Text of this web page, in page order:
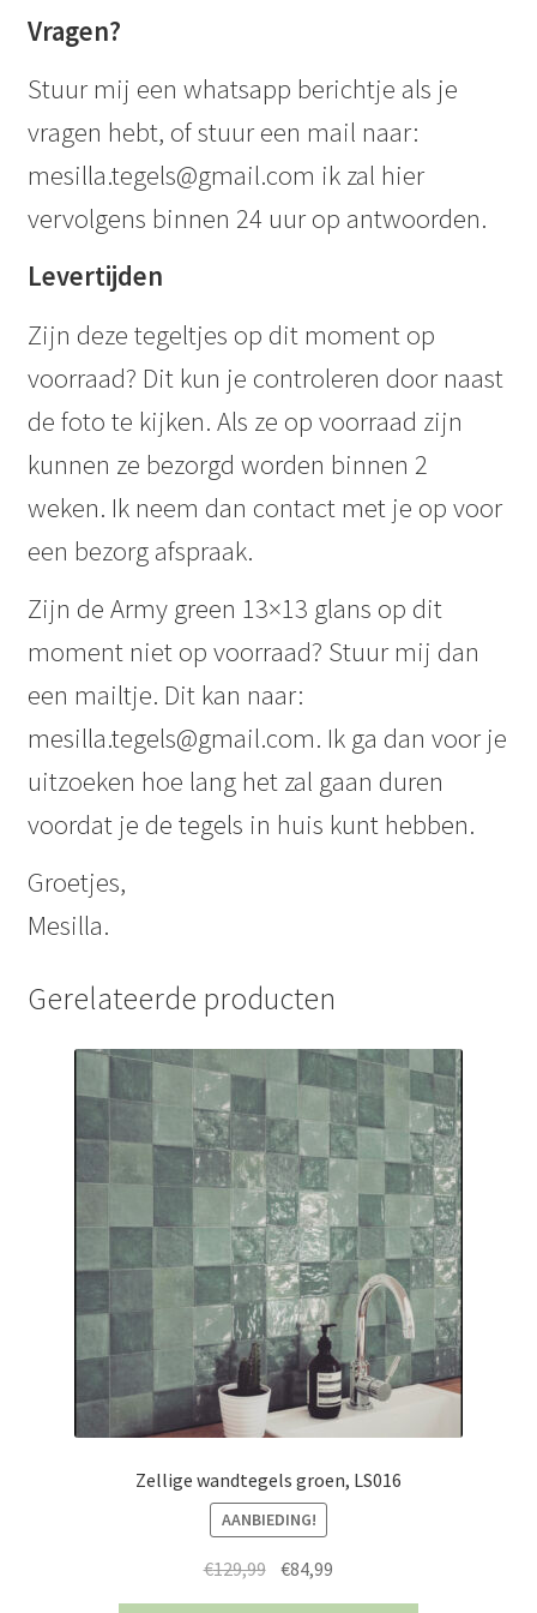
Vragen?
Stuur mij een whatsapp berichtje als je
vragen hebt, of stuur een mail naar:
mesilla.tegels@gmail.com ik zal hier
vervolgens binnen 24 uur op antwoorden.
Levertijden
Zijn deze tegeltjes op dit moment op
voorraad? Dit kun je controleren door naast
de foto te kijken. Als ze op voorraad zijn
kunnen ze bezorgd worden binnen 2
weken. Ik neem dan contact met je op voor
een bezorg afspraak.
Zijn de Army green 13×13 glans op dit
moment niet op voorraad? Stuur mij dan
een mailtje. Dit kan naar:
mesilla.tegels@gmail.com. Ik ga dan voor je
uitzoeken hoe lang het zal gaan duren
voordat je de tegels in huis kunt hebben.
Groetjes,
Mesilla.
Gerelateerde producten
Zellige wandtegels groen, LS016
AANBIEDING!
€129,99 Oorspronkelijke
prijs
€84,99
prijs